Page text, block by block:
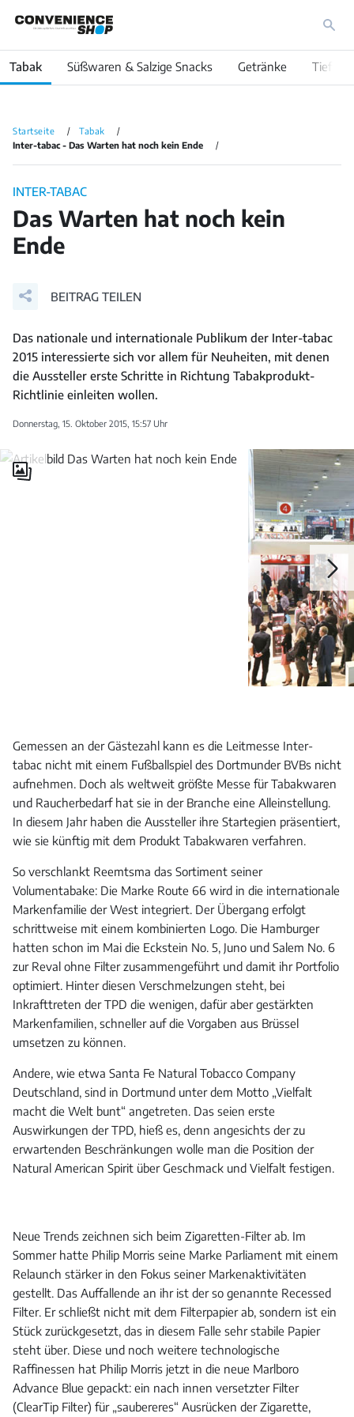
Tabak Süßwaren & Salzige Snacks Getränke
Startseite
Tabak
Inter-tabac - Das Warten hat noch kein Ende
INTER-TABAC
Das Warten hat noch kein
Ende
BEITRAG TEILEN
Das nationale und internationale Publikum der Inter-tabac
2015 interessierte sich vor allem für Neuheiten, mit denen
die Aussteller erste Schritte in Richtung Tabakprodukt-
Richtlinie einleiten wollen.
Donnerstag, 15. Oktober 2015, 15:57 Uhr
Galerie
öffnen
Galerie
öffnen
Gemessen an der Gästezahl kann es die Leitmesse Inter-
tabac nicht mit einem Fußballspiel des Dortmunder BVBs nicht
aufnehmen. Doch als weltweit größte Messe für Tabakwaren
und Raucherbedarf hat sie in der Branche eine Alleinstellung.
In diesem Jahr haben die Aussteller ihre Startegien präsentiert,
wie sie künftig mit dem Produkt Tabakwaren verfahren.
So verschlankt Reemtsma das Sortiment seiner
Volumentabake: Die Marke Route 66 wird in die internationale
Markenfamilie der West integriert. Der Übergang erfolgt
schrittweise mit einem kombinierten Logo. Die Hamburger
hatten schon im Mai die Eckstein No. 5, Juno und Salem No. 6
zur Reval ohne Filter zusammengeführt und damit ihr Portfolio
optimiert. Hinter diesen Verschmelzungen steht, bei
Inkrafttreten der TPD die wenigen, dafür aber gestärkten
Markenfamilien, schneller auf die Vorgaben aus Brüssel
umsetzen zu können.
Andere, wie etwa Santa Fe Natural Tobacco Company
Deutschland, sind in Dortmund unter dem Motto „Vielfalt
macht die Welt bunt“ angetreten. Das seien erste
Auswirkungen der TPD, hieß es, denn angesichts der zu
erwartenden Beschränkungen wolle man die Position der
Natural American Spirit über Geschmack und Vielfalt festigen.
Neue Trends zeichnen sich beim Zigaretten-Filter ab. Im
Sommer hatte Philip Morris seine Marke Parliament mit einem
Relaunch stärker in den Fokus seiner Markenaktivitäten
gestellt. Das Auffallende an ihr ist der so genannte Recessed
Filter. Er schließt nicht mit dem Filterpapier ab, sondern ist ein
Stück zurückgesetzt, das in diesem Falle sehr stabile Papier
steht über. Diese und noch weitere technologische
Raffinessen hat Philip Morris jetzt in die neue Marlboro
Advance Blue gepackt: ein nach innen versetzter Filter
(ClearTip Filter) für „saubereres“ Ausrücken der Zigarette,